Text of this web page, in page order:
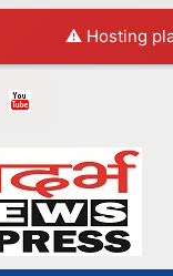
⚠️ Hosting